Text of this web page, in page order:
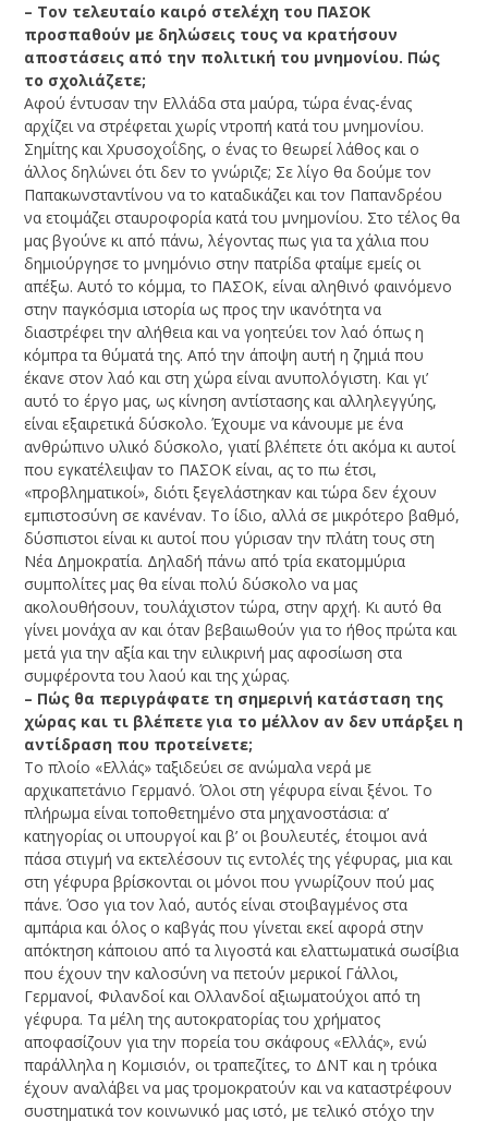
– Τον τελευταίο καιρό στελέχη του ΠΑΣΟΚ
προσπαθούν με δηλώσεις τους να κρατήσουν
αποστάσεις από την πολιτική του μνημονίου. Πώς
το σχολιάζετε;
Αφού έντυσαν την Ελλάδα στα μαύρα, τώρα ένας-ένας
αρχίζει να στρέφεται χωρίς ντροπή κατά του μνημονίου.
Σημίτης και Χρυσοχοΐδης, ο ένας το θεωρεί λάθος και ο
άλλος δηλώνει ότι δεν το γνώριζε; Σε λίγο θα δούμε τον
Παπακωνσταντίνου να το καταδικάζει και τον Παπανδρέου
να ετοιμάζει σταυροφορία κατά του μνημονίου. Στο τέλος θα
μας βγούνε κι από πάνω, λέγοντας πως για τα χάλια που
δημιούργησε το μνημόνιο στην πατρίδα φταίμε εμείς οι
απέξω. Αυτό το κόμμα, το ΠΑΣΟΚ, είναι αληθινό φαινόμενο
στην παγκόσμια ιστορία ως προς την ικανότητα να
διαστρέφει την αλήθεια και να γοητεύει τον λαό όπως η
κόμπρα τα θύματά της. Από την άποψη αυτή η ζημιά που
έκανε στον λαό και στη χώρα είναι ανυπολόγιστη. Και γι’
αυτό το έργο μας, ως κίνηση αντίστασης και αλληλεγγύης,
είναι εξαιρετικά δύσκολο. Έχουμε να κάνουμε με ένα
ανθρώπινο υλικό δύσκολο, γιατί βλέπετε ότι ακόμα κι αυτοί
που εγκατέλειψαν το ΠΑΣΟΚ είναι, ας το πω έτσι,
«προβληματικοί», διότι ξεγελάστηκαν και τώρα δεν έχουν
εμπιστοσύνη σε κανέναν. Το ίδιο, αλλά σε μικρότερο βαθμό,
δύσπιστοι είναι κι αυτοί που γύρισαν την πλάτη τους στη
Νέα Δημοκρατία. Δηλαδή πάνω από τρία εκατομμύρια
συμπολίτες μας θα είναι πολύ δύσκολο να μας
ακολουθήσουν, τουλάχιστον τώρα, στην αρχή. Κι αυτό θα
γίνει μονάχα αν και όταν βεβαιωθούν για το ήθος πρώτα και
μετά για την αξία και την ειλικρινή μας αφοσίωση στα
συμφέροντα του λαού και της χώρας.
– Πώς θα περιγράφατε τη σημερινή κατάσταση της
χώρας και τι βλέπετε για το μέλλον αν δεν υπάρξει η
αντίδραση που προτείνετε;
Το πλοίο «Ελλάς» ταξιδεύει σε ανώμαλα νερά με
αρχικαπετάνιο Γερμανό. Όλοι στη γέφυρα είναι ξένοι. Το
πλήρωμα είναι τοποθετημένο στα μηχανοστάσια: α’
κατηγορίας οι υπουργοί και β’ οι βουλευτές, έτοιμοι ανά
πάσα στιγμή να εκτελέσουν τις εντολές της γέφυρας, μια και
στη γέφυρα βρίσκονται οι μόνοι που γνωρίζουν πού μας
πάνε. Όσο για τον λαό, αυτός είναι στοιβαγμένος στα
αμπάρια και όλος ο καβγάς που γίνεται εκεί αφορά στην
απόκτηση κάποιου από τα λιγοστά και ελαττωματικά σωσίβια
που έχουν την καλοσύνη να πετούν μερικοί Γάλλοι,
Γερμανοί, Φιλανδοί και Ολλανδοί αξιωματούχοι από τη
γέφυρα. Τα μέλη της αυτοκρατορίας του χρήματος
αποφασίζουν για την πορεία του σκάφους «Ελλάς», ενώ
παράλληλα η Κομισιόν, οι τραπεζίτες, το ΔΝΤ και η τρόικα
έχουν αναλάβει να μας τρομοκρατούν και να καταστρέφουν
συστηματικά τον κοινωνικό μας ιστό, με τελικό στόχο την